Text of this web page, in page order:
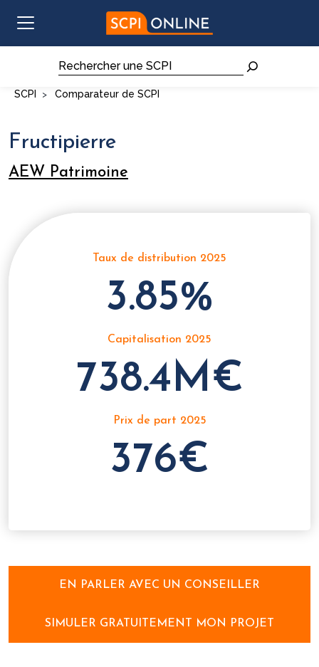
Rechercher
SCPI > Comparateur de SCPI
Fructipierre
AEW Patrimoine
Taux de distribution 2025
3.85%
Capitalisation 2025
738.4M€
Prix de part 2025
376€
EN PARLER AVEC UN CONSEILLER
SIMULER GRATUITEMENT MON PROJET